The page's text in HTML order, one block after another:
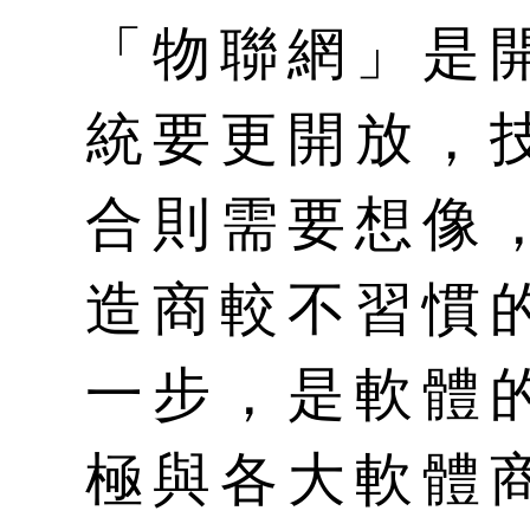
「物聯網」是
統要更開放，
合則需要想像
造商較不習慣
一步，是軟體
極與各大軟體